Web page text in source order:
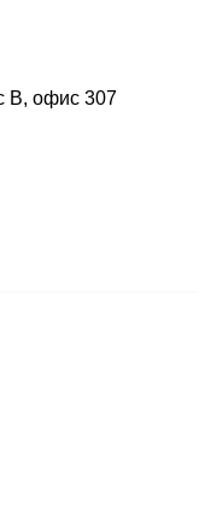
B, офис 307